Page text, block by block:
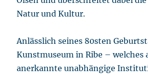
Natur und Kultur.
Anlässlich seines 80sten
Kunstmuseum in Ribe – welches
anerkannte unabhängige